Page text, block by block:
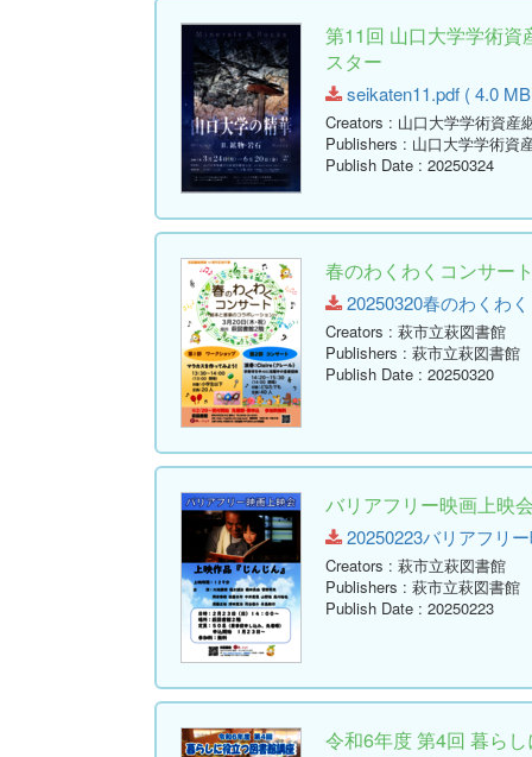
第11回 山口大学学術資
スター
seikaten11.pdf ( 4.0
Creators : 山口大学学術資産
Publishers : 山口大学学術資
Publish Date : 20250324
春のわくわくコンサー
20250320春のわくわ
Creators : 萩市立萩図書館
Publishers : 萩市立萩図書館
Publish Date : 20250320
バリアフリー映画上映
20250223バリアフリ
Creators : 萩市立萩図書館
Publishers : 萩市立萩図書館
Publish Date : 20250223
令和6年度 第4回 暮ら